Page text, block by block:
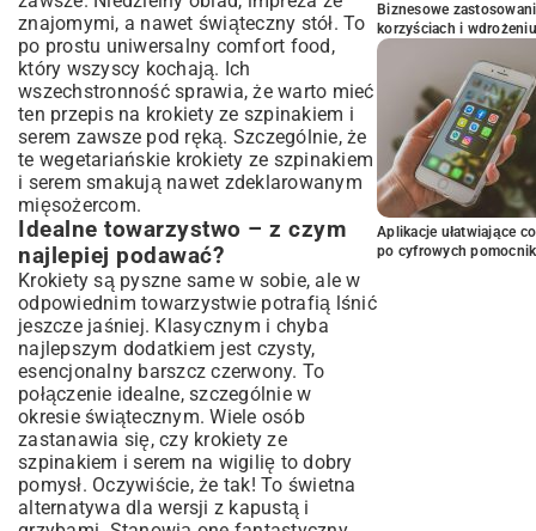
znajomymi, a nawet świąteczny stół. To
po prostu uniwersalny comfort food,
który wszyscy kochają. Ich
wszechstronność sprawia, że warto mieć
ten przepis na krokiety ze szpinakiem i
serem zawsze pod ręką. Szczególnie, że
te wegetariańskie krokiety ze szpinakiem
i serem smakują nawet zdeklarowanym
mięsożercom.
Idealne towarzystwo – z czym
najlepiej podawać?
Krokiety są pyszne same w sobie, ale w
odpowiednim towarzystwie potrafią lśnić
jeszcze jaśniej. Klasycznym i chyba
najlepszym dodatkiem jest czysty,
esencjonalny barszcz czerwony. To
połączenie idealne, szczególnie w
okresie świątecznym. Wiele osób
zastanawia się, czy krokiety ze
szpinakiem i serem na wigilię to dobry
pomysł. Oczywiście, że tak! To świetna
alternatywa dla wersji z kapustą i
Biznesowe
korzyściach i wdrożeniu
Aplikacje ułatwiające
po cyfrowych